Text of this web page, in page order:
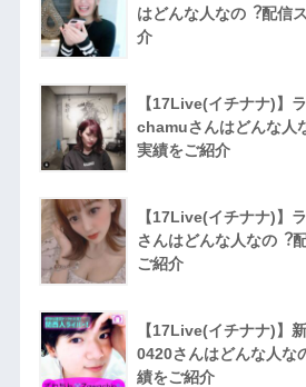
はどんな人なの︖配信
介
【17Live(イチナナ)】
chamuさんはどんな人
実績をご紹介
【17Live(イチナナ)】
さんはどんな人なの︖
ご紹介
【17Live(イチナナ)】
0420さんはどんな人な
績をご紹介